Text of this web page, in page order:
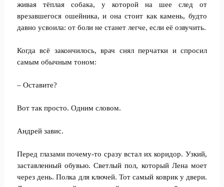
живая тёплая собака, у которой на шее след от
врезавшегося ошейника, и она стоит как камень, будто
давно усвоила: от боли не станет легче, если её озвучить.
Когда всё закончилось, врач снял перчатки и спросил
самым обычным тоном:
– Оставите?
Вот так просто. Одним словом.
Андрей завис.
Перед глазами почему-то сразу встал их коридор. Узкий,
заставленный обувью. Светлый пол, который Лена моет
через день. Полка для ключей. Тот самый коврик у двери.